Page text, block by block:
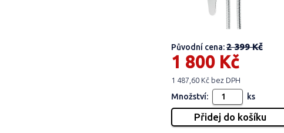
Původní cena:2 399 Kč
1 800 Kč
1 487,60 Kč bez DPH
Množství: ks